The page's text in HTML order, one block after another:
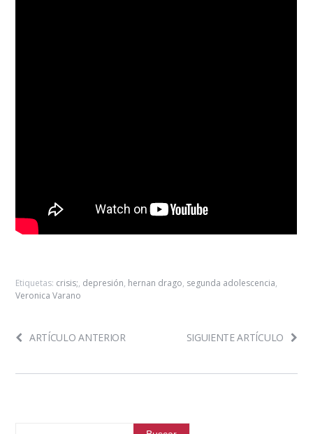
Etiquetas: crisis;, depresión, hernan drago, segunda adolescencia,
Veronica Varano
ARTÍCULO ANTERIOR SIGUIENTE ARTÍCULO